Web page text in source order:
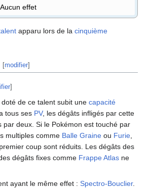
Aucun effet
apparu lors de la cinquième
[modifier]
]
de ce talent subit une capacité
tous ses PV, les dégâts infligés par cette
par deux. Si le Pokémon est touché par
multiples comme Balle Graine ou Furie
coup sont réduits. Les dégâts des
dégâts fixes comme Frappe Atlas ne
ayant le même effet : Spectro-Bouclier.